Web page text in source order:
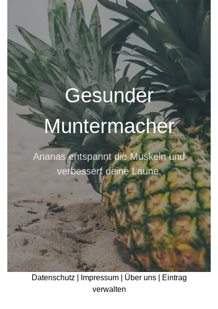
Gesunder
Muntermacher
Ananas entspannt die Muskeln und
verbessert deine Laune.
Datenschutz | Impressum | Über uns |
Eintrag
verwalten